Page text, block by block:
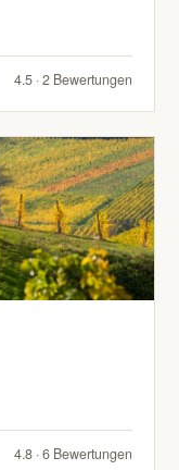
4.5 · 2 Bewertungen
4.8 · 6 Bewertungen